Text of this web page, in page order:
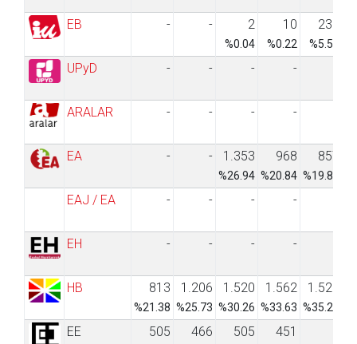
EB - - 2
%0.04
10
%0.22
238
%5.52
UPyD - - - -
ARALAR - - - -
EA - - 1.353
%26.94
968
%20.84
857
%19.88
EAJ / EA - - - -
EH - - - -
HB 813
%21.38
1.206
%25.73
1.520
%30.26
1.562
%33.63
1.521
%35.28
EE 505 466 505 451